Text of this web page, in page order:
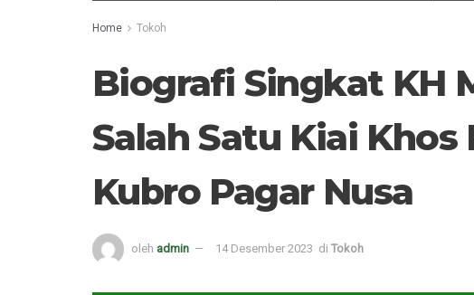
Home Tokoh
Biografi Singkat KH
Salah Satu Kiai Khos
Kubro Pagar Nusa
oleh admin 14 Desember 2023 di Tokoh